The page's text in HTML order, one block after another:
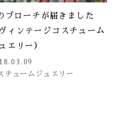
ブローチが届きました
ヴィンテージコスチューム
エリー）
チュームジュエリー